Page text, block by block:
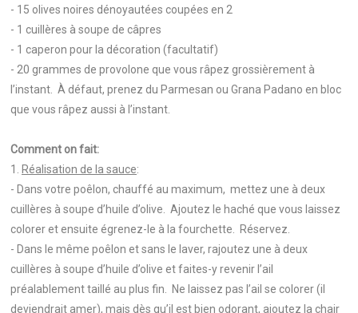
- 15 olives noires dénoyautées coupées en 2
- 1 cuillères à soupe de câpres
- 1 caperon pour la décoration (facultatif)
- 20 grammes de provolone que vous râpez grossièrement à
l’instant. À défaut, prenez du Parmesan ou Grana Padano en bloc
que vous râpez aussi à l’instant.
Comment on fait:
1.
Réalisation de la sauce:
- Dans votre poêlon, chauffé au maximum, mettez une à deux
cuillères à soupe d’huile d’olive. Ajoutez le haché que vous laissez
colorer et ensuite égrenez-le à la fourchette. Réservez.
- Dans le même poêlon et sans le laver, rajoutez une à deux
cuillères à soupe d’huile d’olive et faites-y revenir l’ail
préalablement taillé au plus fin. Ne laissez pas l’ail se colorer (il
deviendrait amer), mais dès qu’il est bien odorant, ajoutez la chair